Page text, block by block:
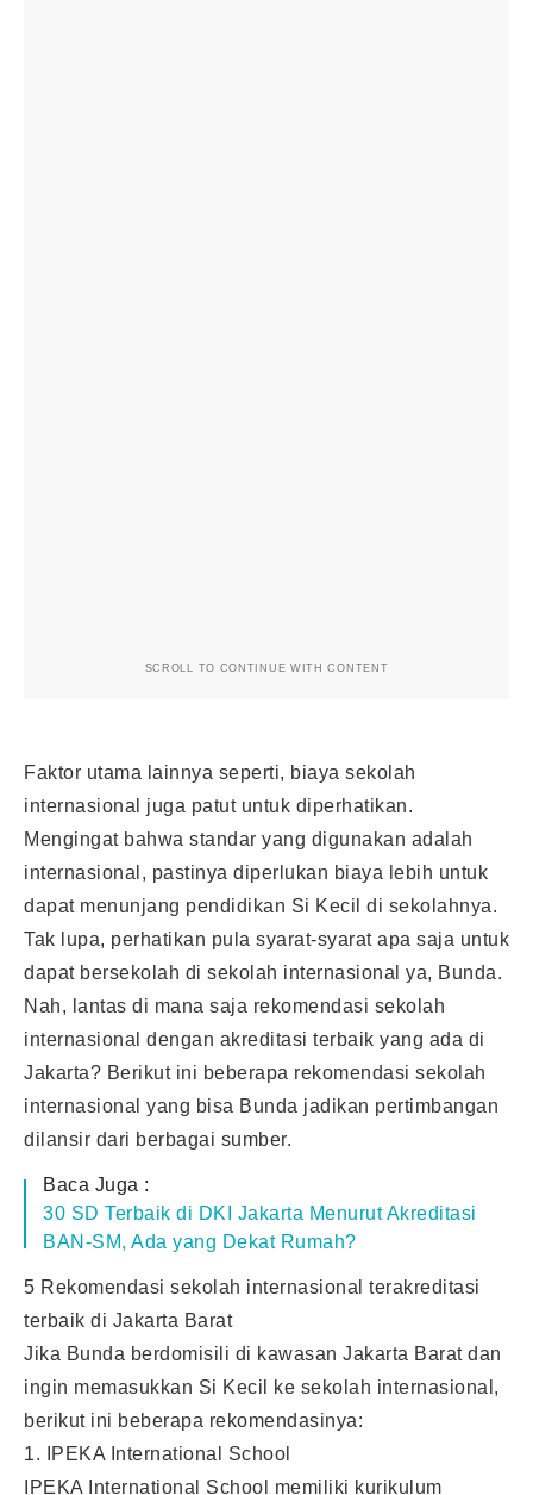
SCROLL TO CONTINUE WITH CONTENT
Faktor utama lainnya seperti, biaya sekolah
internasional juga patut untuk diperhatikan.
Mengingat bahwa standar yang digunakan adalah
internasional, pastinya diperlukan biaya lebih untuk
dapat menunjang pendidikan Si Kecil di sekolahnya.
Tak lupa, perhatikan pula syarat-syarat apa saja untuk
dapat bersekolah di sekolah internasional ya, Bunda.
Nah, lantas di mana saja rekomendasi sekolah
internasional dengan akreditasi terbaik yang ada di
Jakarta? Berikut ini beberapa rekomendasi sekolah
internasional yang bisa Bunda jadikan pertimbangan
dilansir dari berbagai sumber.
Baca Juga :
30 SD Terbaik di DKI Jakarta Menurut Akreditasi
BAN-SM, Ada yang Dekat Rumah?
5 Rekomendasi sekolah internasional terakreditasi
terbaik di Jakarta Barat
Jika Bunda berdomisili di kawasan Jakarta Barat dan
ingin memasukkan Si Kecil ke sekolah internasional,
berikut ini beberapa rekomendasinya:
1. IPEKA International School
IPEKA International School memiliki kurikulum